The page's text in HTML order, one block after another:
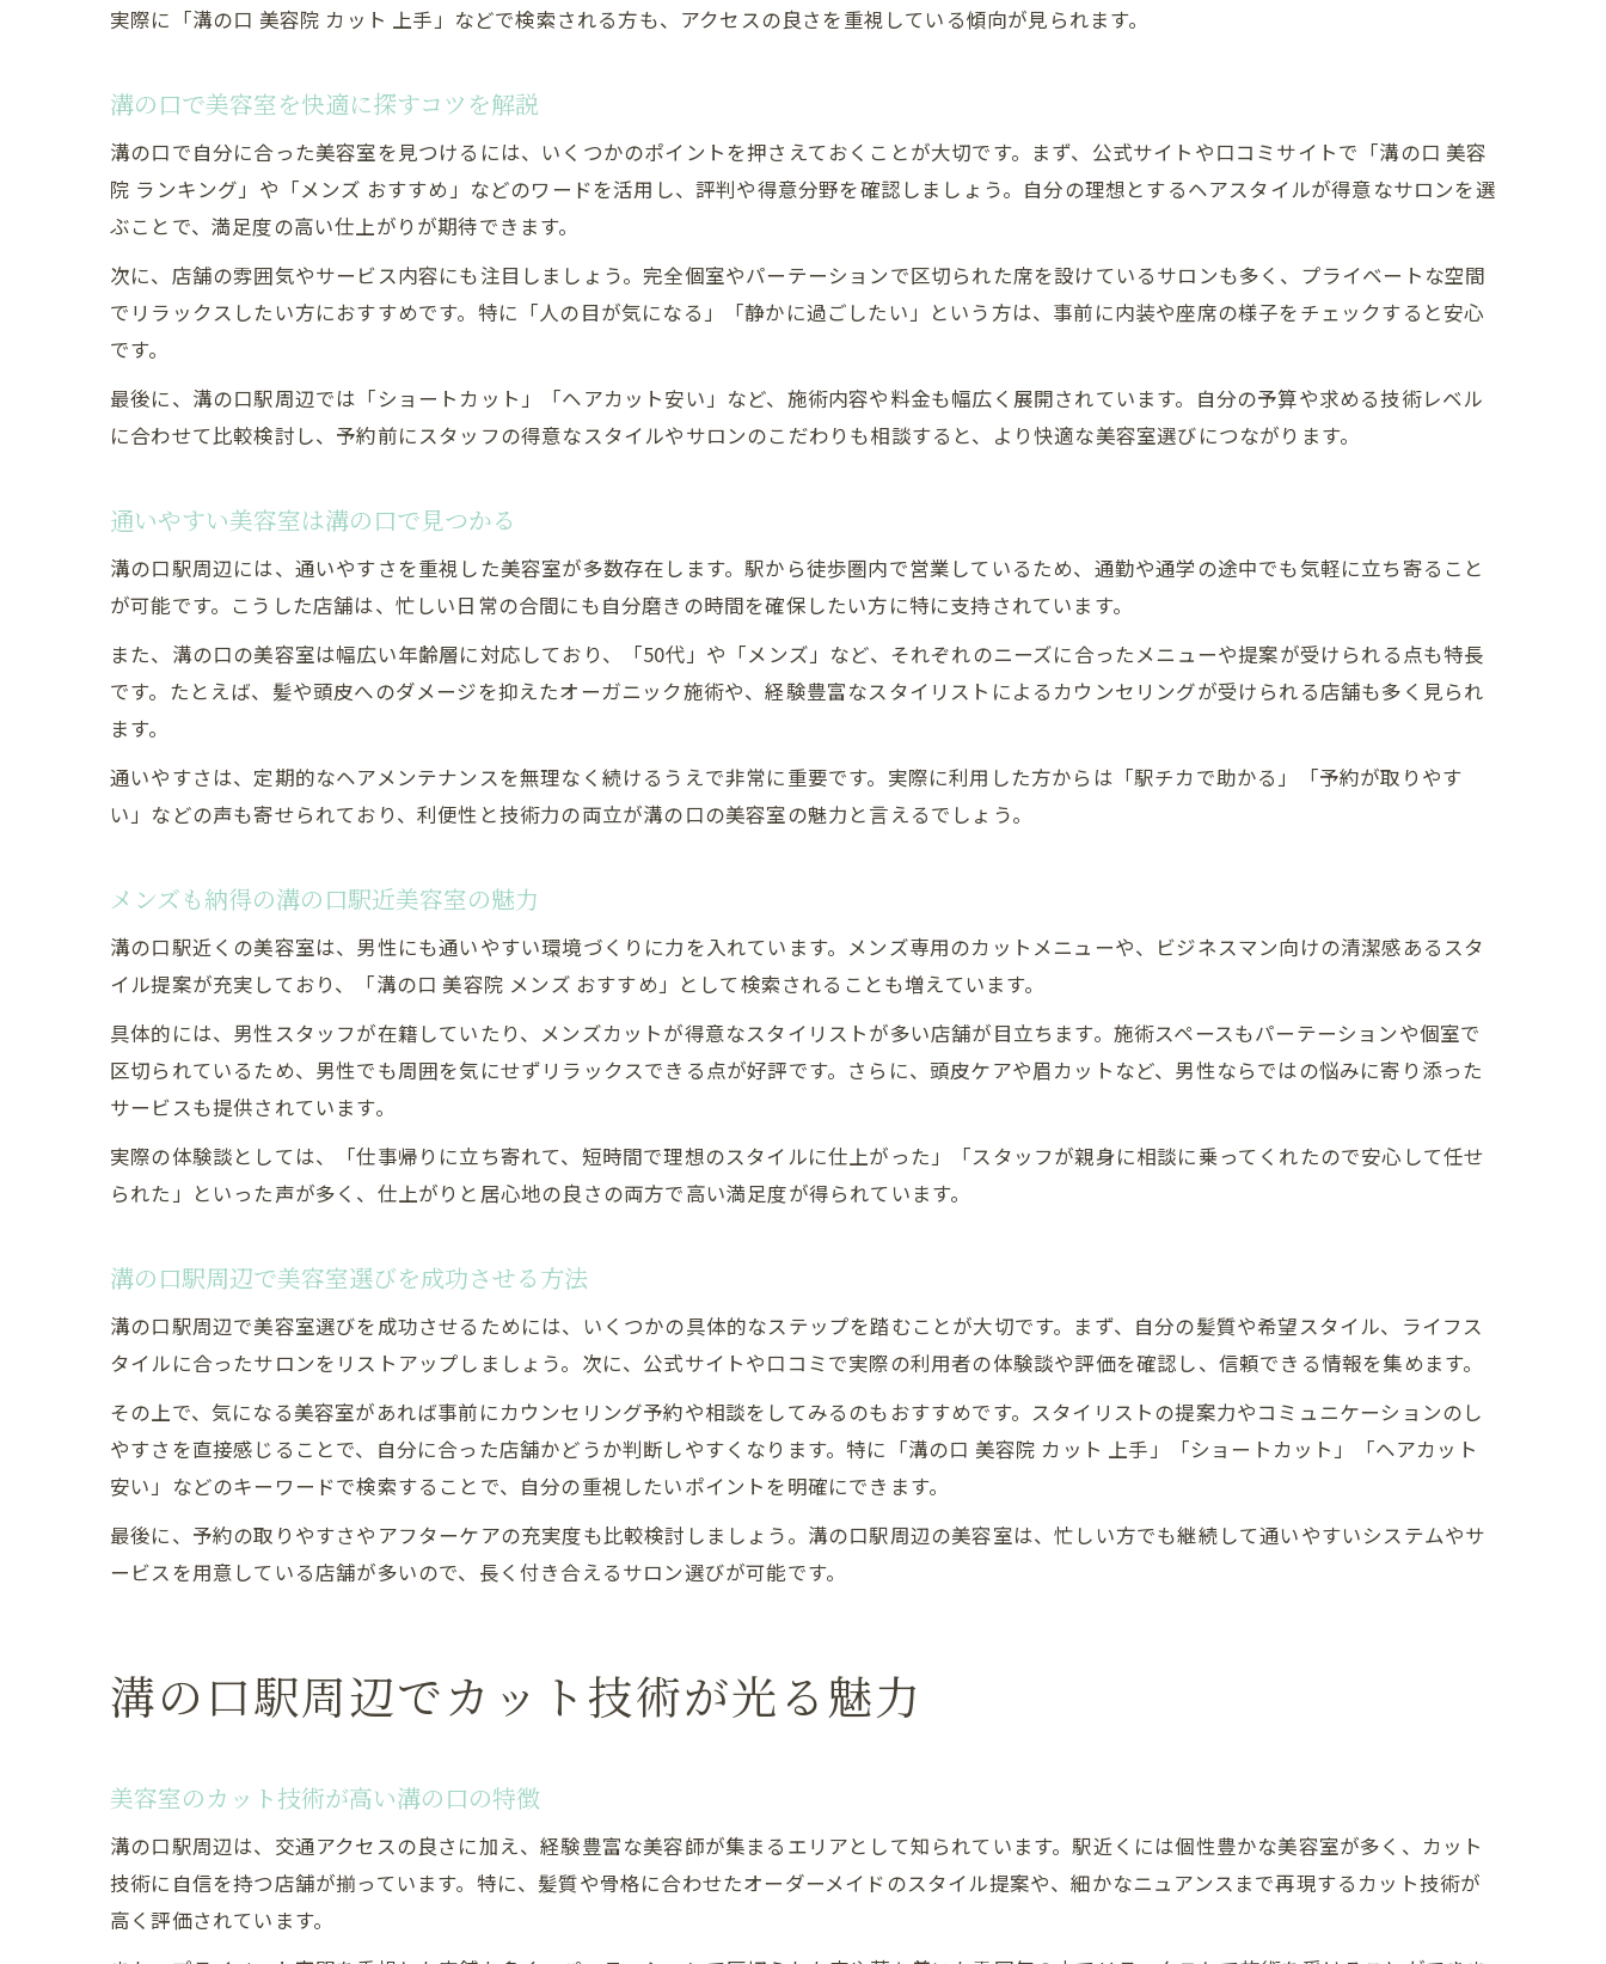
美容室選びでメンズ向けサービスに注目を
ショートカットが得意な溝の口の美容室事情
溝の口駅周辺で叶う理想のショートヘア体験
溝の口美容室のショートカット人気の秘密
ショートカットを任せたい溝の口駅の美容室
美容室で仕事帰りに癒やされる溝の口の魅力
溝の口駅でリラックスできる美容室の選び方
仕事終わりでも通いやすい美容室を溝の口で
口コミで注目される美容室の選び方ガイド
美容室の口コミを活用した選び方のコツ
溝の口で口コミ人気の美容室が選ばれる理由
美容室のランキングと口コミの見極め方
溝の口駅で美容室を口コミから選ぶポイント
実際に「溝の口 美容院 カット 上手」などで検索される方も、アクセスの良さを重視している傾向が見られます。
溝の口で美容室を快適に探すコツを解説
溝の口で自分に合った美容室を見つけるには、いくつかのポイントを押さえておくことが大切です。まず、公式サイトや口コミサイトで「溝の口 美容
院 ランキング」や「メンズ おすすめ」などのワードを活用し、評判や得意分野を確認しましょう。自分の理想とするヘアスタイルが得意なサロンを選
ぶことで、満足度の高い仕上がりが期待できます。
次に、店舗の雰囲気やサービス内容にも注目しましょう。完全個室やパーテーションで区切られた席を設けているサロンも多く、プライベートな空間
でリラックスしたい方におすすめです。特に「人の目が気になる」「静かに過ごしたい」という方は、事前に内装や座席の様子をチェックすると安心
です。
最後に、溝の口駅周辺では「ショートカット」「ヘアカット安い」など、施術内容や料金も幅広く展開されています。自分の予算や求める技術レベル
に合わせて比較検討し、予約前にスタッフの得意なスタイルやサロンのこだわりも相談すると、より快適な美容室選びにつながります。
通いやすい美容室は溝の口で見つかる
溝の口駅周辺には、通いやすさを重視した美容室が多数存在します。駅から徒歩圏内で営業しているため、通勤や通学の途中でも気軽に立ち寄ること
が可能です。こうした店舗は、忙しい日常の合間にも自分磨きの時間を確保したい方に特に支持されています。
また、溝の口の美容室は幅広い年齢層に対応しており、「50代」や「メンズ」など、それぞれのニーズに合ったメニューや提案が受けられる点も特長
です。たとえば、髪や頭皮へのダメージを抑えたオーガニック施術や、経験豊富なスタイリストによるカウンセリングが受けられる店舗も多く見られ
ます。
通いやすさは、定期的なヘアメンテナンスを無理なく続けるうえで非常に重要です。実際に利用した方からは「駅チカで助かる」「予約が取りやす
い」などの声も寄せられており、利便性と技術力の両立が溝の口の美容室の魅力と言えるでしょう。
メンズも納得の溝の口駅近美容室の魅力
溝の口駅近くの美容室は、男性にも通いやすい環境づくりに力を入れています。メンズ専用のカットメニューや、ビジネスマン向けの清潔感あるスタ
イル提案が充実しており、「溝の口 美容院 メンズ おすすめ」として検索されることも増えています。
具体的には、男性スタッフが在籍していたり、メンズカットが得意なスタイリストが多い店舗が目立ちます。施術スペースもパーテーションや個室で
区切られているため、男性でも周囲を気にせずリラックスできる点が好評です。さらに、頭皮ケアや眉カットなど、男性ならではの悩みに寄り添った
サービスも提供されています。
実際の体験談としては、「仕事帰りに立ち寄れて、短時間で理想のスタイルに仕上がった」「スタッフが親身に相談に乗ってくれたので安心して任せ
られた」といった声が多く、仕上がりと居心地の良さの両方で高い満足度が得られています。
溝の口駅周辺で美容室選びを成功させる方法
溝の口駅周辺で美容室選びを成功させるためには、いくつかの具体的なステップを踏むことが大切です。まず、自分の髪質や希望スタイル、ライフス
タイルに合ったサロンをリストアップしましょう。次に、公式サイトや口コミで実際の利用者の体験談や評価を確認し、信頼できる情報を集めます。
その上で、気になる美容室があれば事前にカウンセリング予約や相談をしてみるのもおすすめです。スタイリストの提案力やコミュニケーションのし
やすさを直接感じることで、自分に合った店舗かどうか判断しやすくなります。特に「溝の口 美容院 カット 上手」「ショートカット」「ヘアカット
安い」などのキーワードで検索することで、自分の重視したいポイントを明確にできます。
最後に、予約の取りやすさやアフターケアの充実度も比較検討しましょう。溝の口駅周辺の美容室は、忙しい方でも継続して通いやすいシステムやサ
ービスを用意している店舗が多いので、長く付き合えるサロン選びが可能です。
溝の口駅周辺でカット技術が光る魅力
美容室のカット技術が高い溝の口の特徴
溝の口駅周辺は、交通アクセスの良さに加え、経験豊富な美容師が集まるエリアとして知られています。駅近くには個性豊かな美容室が多く、カット
技術に自信を持つ店舗が揃っています。特に、髪質や骨格に合わせたオーダーメイドのスタイル提案や、細かなニュアンスまで再現するカット技術が
高く評価されています。
お問い合わせはこちら
お問い合わせはこちら